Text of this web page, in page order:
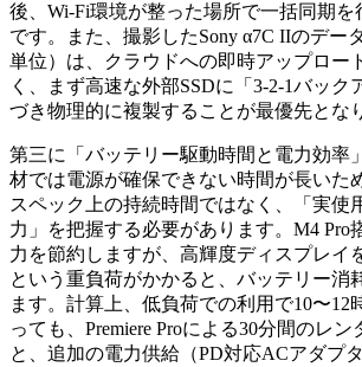
後、Wi-Fi環境が整った場所で一括同期を
です。また、撮影したSony α7C IIのデー
単位）は、クラウドへの即時アップロー
く、まず高速な外部SSDに「3-2-1バック
づき物理的に複製することが最優先とな
第三に「バッテリー駆動時間と電力効率
材では電源が確保できない時間が長いた
スペック上の持続時間ではなく、「実使
力」を把握する必要があります。M4 Pro
力を節約しますが、高輝度ディスプレイ
という重負荷がかかると、バッテリー消
ます。計算上、低負荷での利用で10〜12
っても、Premiere Proによる30分間のレン
と、追加の電力供給（PD対応ACアダプ